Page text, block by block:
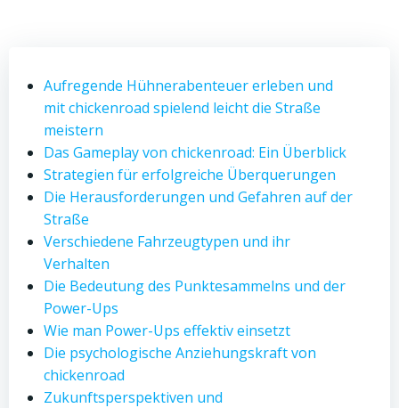
Aufregende Hühnerabenteuer erleben und
mit chickenroad spielend leicht die Straße
meistern
Das Gameplay von chickenroad: Ein Überblick
Strategien für erfolgreiche Überquerungen
Die Herausforderungen und Gefahren auf der
Straße
Verschiedene Fahrzeugtypen und ihr
Verhalten
Die Bedeutung des Punktesammelns und der
Power-Ups
Wie man Power-Ups effektiv einsetzt
Die psychologische Anziehungskraft von
chickenroad
Zukunftsperspektiven und